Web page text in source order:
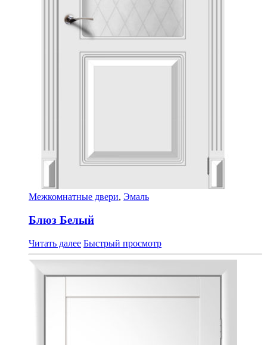
Межкомнатные двери, Эмаль
Блюз Белый
Читать далее Быстрый просмотр